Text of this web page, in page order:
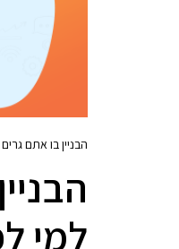
הבניין בו אתם
למי